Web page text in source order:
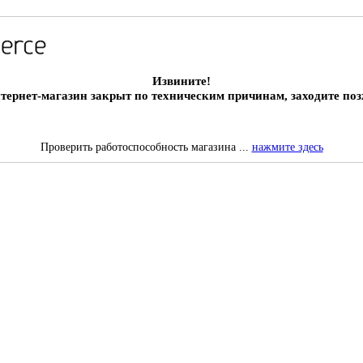
Извините!
магазин закрыт по техническим причинам, заходите
Проверить работоспособность магазина ... нажмите здесь